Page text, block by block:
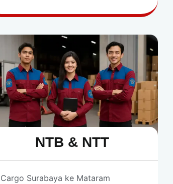
NTB & NTT​
Cargo Surabaya ke Mataram